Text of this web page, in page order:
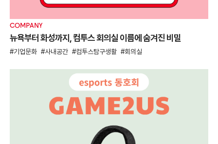
COMPANY
뉴욕부터 화성까지, 컴투스 회의실 이름에 숨겨진 비밀
기업문화 사내공간 컴투스탐구생활 회의실